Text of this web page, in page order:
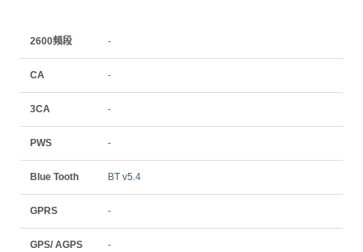
2600頻段 -
CA -
3CA -
PWS -
Blue Tooth BT v5.4
GPRS -
GPS/ AGPS -